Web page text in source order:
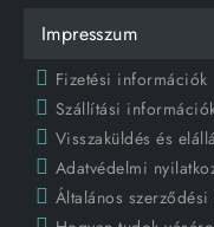
Impresszum
Fizetési információk
Szállítási
Visszaküldés és
Adatvédelmi
Általános szerződési